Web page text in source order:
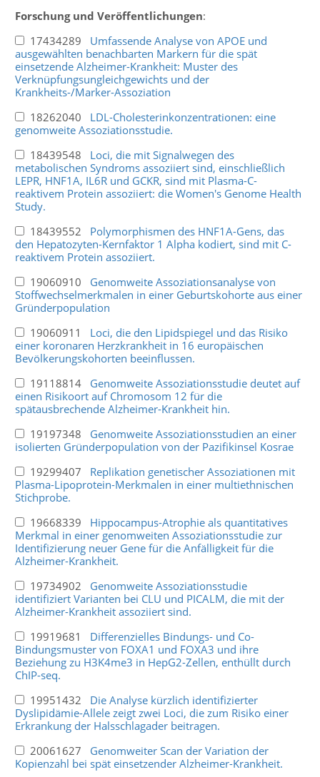
Forschung und Veröffentlichungen:
17434289 Umfassende Analyse von APOE und
ausgewählten benachbarten Markern für die spät
einsetzende Alzheimer-Krankheit: Muster des
Verknüpfungsungleichgewichts und der
Krankheits-/Marker-Assoziation
18262040 LDL-Cholesterinkonzentrationen: eine
genomweite Assoziationsstudie.
18439548 Loci, die mit Signalwegen des
metabolischen Syndroms assoziiert sind, einschließlich
LEPR, HNF1A, IL6R und GCKR, sind mit Plasma-C-
reaktivem Protein assoziiert: die Women's Genome Health
Study.
18439552 Polymorphismen des HNF1A-Gens, das
den Hepatozyten-Kernfaktor 1 Alpha kodiert, sind mit C-
reaktivem Protein assoziiert.
19060910 Genomweite Assoziationsanalyse von
Stoffwechselmerkmalen in einer Geburtskohorte aus einer
Gründerpopulation
19060911 Loci, die den Lipidspiegel und das Risiko
einer koronaren Herzkrankheit in 16 europäischen
Bevölkerungskohorten beeinflussen.
19118814 Genomweite Assoziationsstudie deutet auf
einen Risikoort auf Chromosom 12 für die
spätausbrechende Alzheimer-Krankheit hin.
19197348 Genomweite Assoziationsstudien an einer
isolierten Gründerpopulation von der Pazifikinsel Kosrae
19299407 Replikation genetischer Assoziationen mit
Plasma-Lipoprotein-Merkmalen in einer multiethnischen
Stichprobe.
19668339 Hippocampus-Atrophie als quantitatives
Merkmal in einer genomweiten Assoziationsstudie zur
Identifizierung neuer Gene für die Anfälligkeit für die
Alzheimer-Krankheit.
19734902 Genomweite Assoziationsstudie
identifiziert Varianten bei CLU und PICALM, die mit der
Alzheimer-Krankheit assoziiert sind.
19919681 Differenzielles Bindungs- und Co-
Bindungsmuster von FOXA1 und FOXA3 und ihre
Beziehung zu H3K4me3 in HepG2-Zellen, enthüllt durch
ChIP-seq.
19951432 Die Analyse kürzlich identifizierter
Dyslipidämie-Allele zeigt zwei Loci, die zum Risiko einer
Erkrankung der Halsschlagader beitragen.
20061627 Genomweiter Scan der Variation der
Kopienzahl bei spät einsetzender Alzheimer-Krankheit.